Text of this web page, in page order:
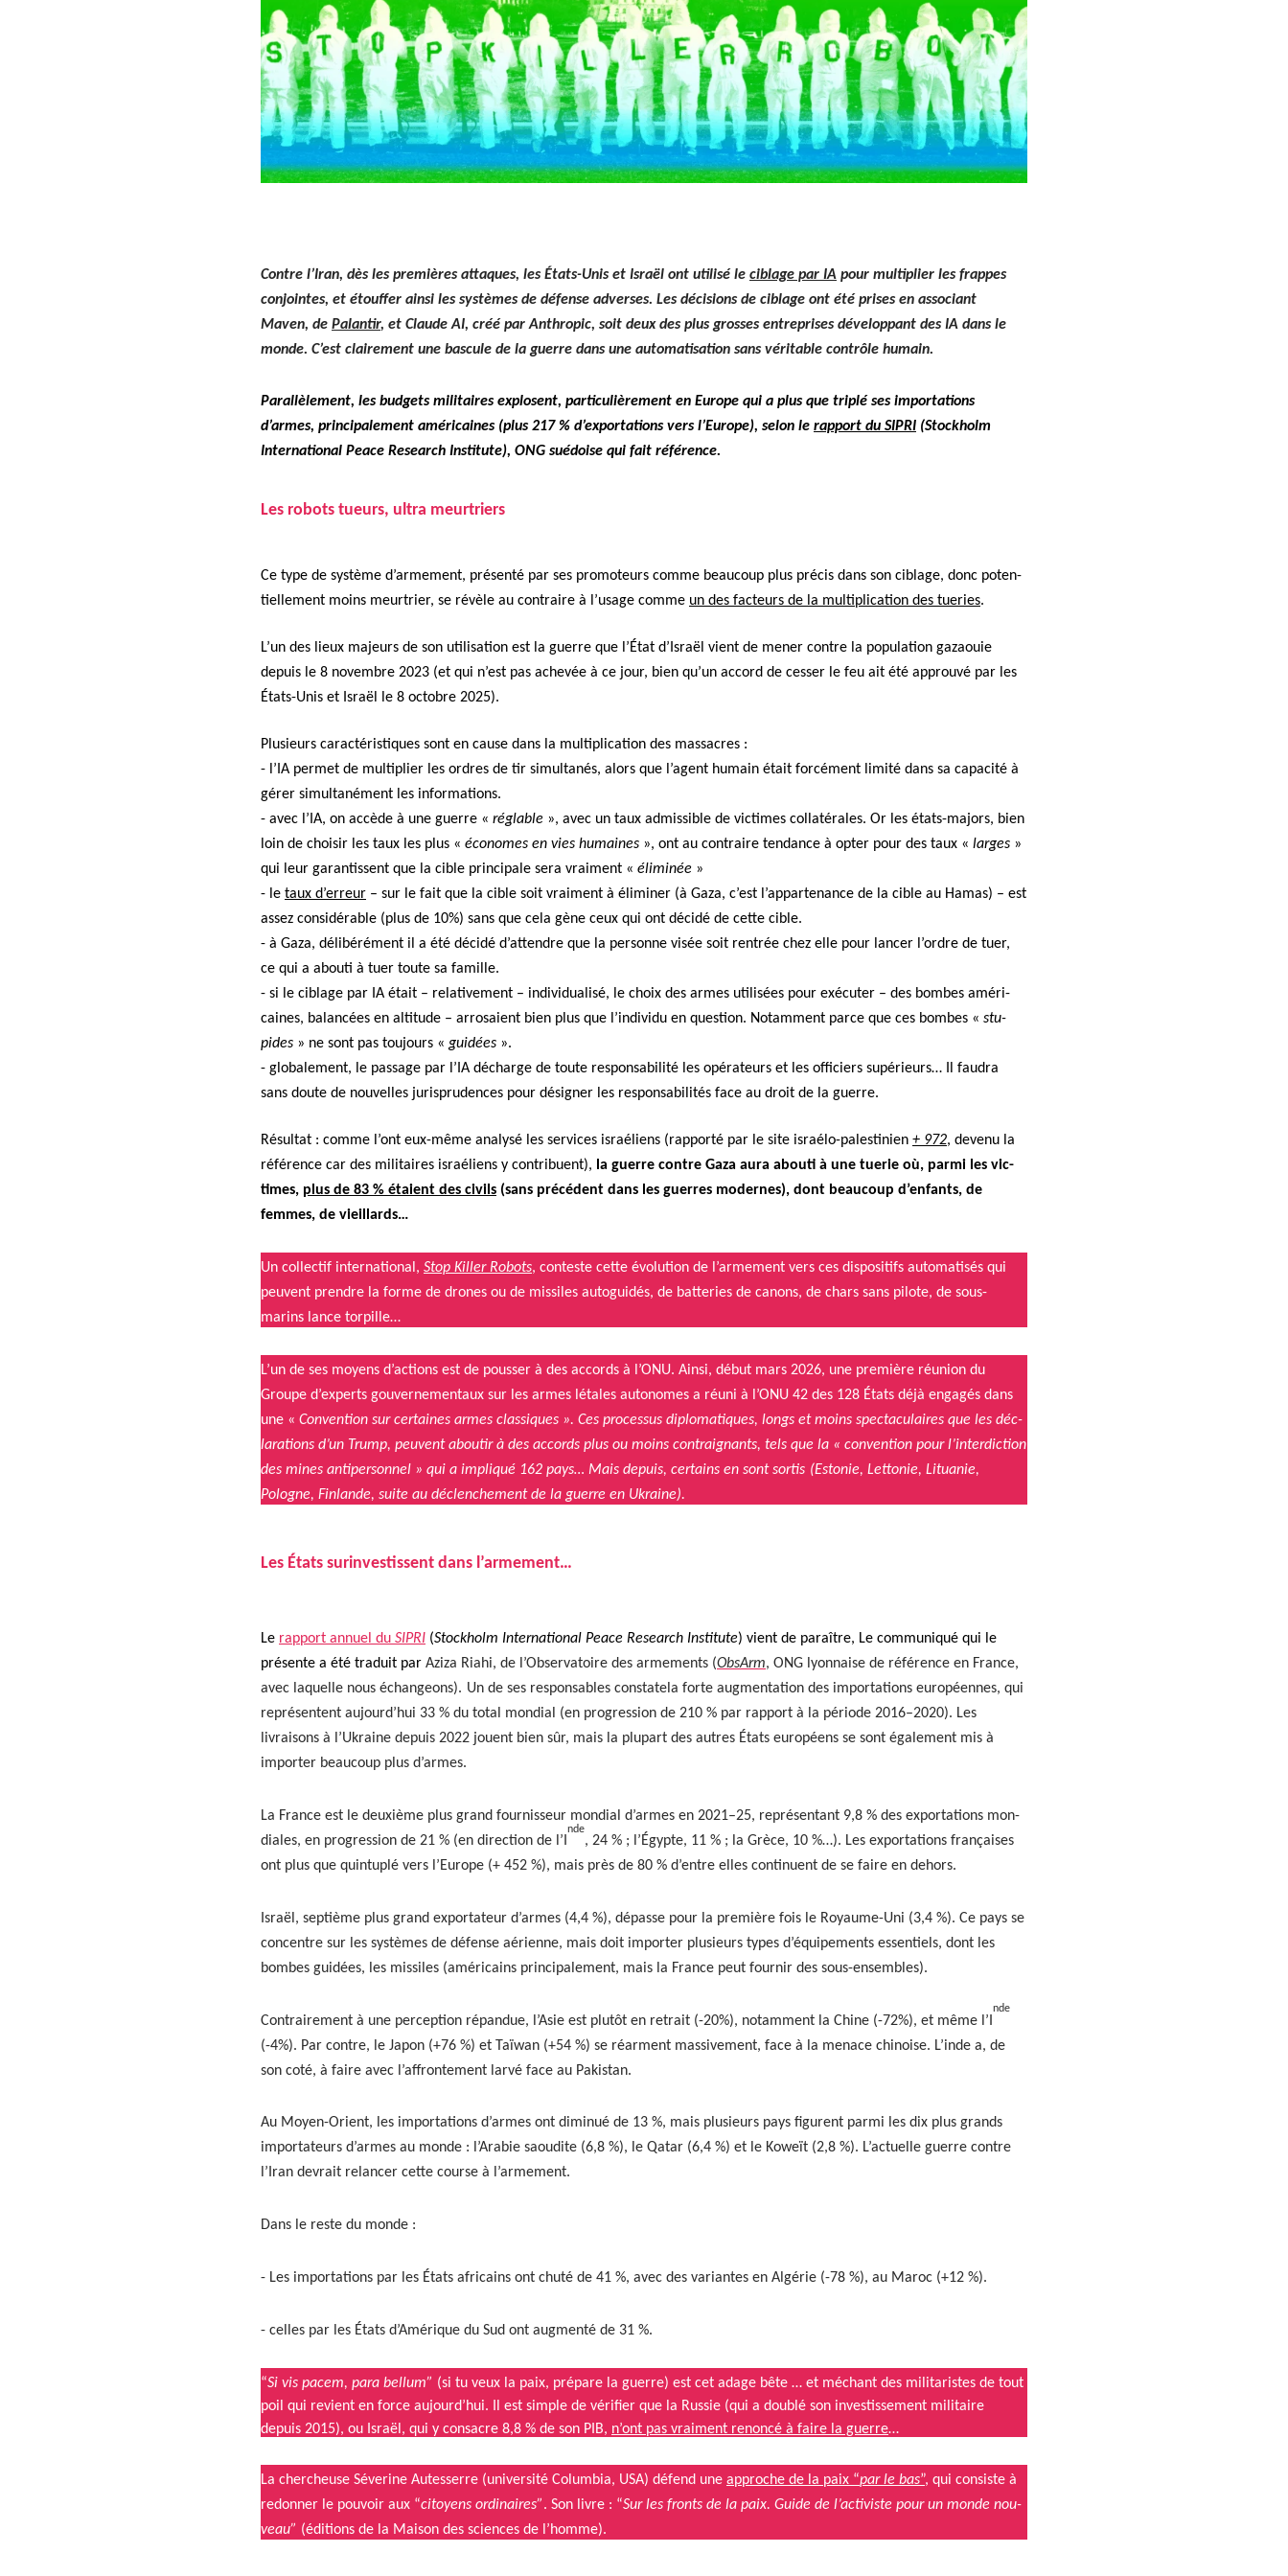
Con­tre l’I­ran, dès les pre­mières attaques, les États-Unis et Israël ont util­isé le ciblage par IA pour mul­ti­pli­er les frappes
con­jointes, et étouf­fer ain­si les sys­tèmes de défense advers­es. Les déci­sions de ciblage ont été pris­es en asso­ciant
Maven, de Palan­tir, et Claude AI, créé par Anthrop­ic, soit deux des plus gross­es entre­pris­es dévelop­pant des IA dans le
monde. C’est claire­ment une bas­cule de la guerre dans une automa­ti­sa­tion sans véri­ta­ble con­trôle humain.
Par­al­lèle­ment, les bud­gets mil­i­taires explosent, par­ti­c­ulière­ment en Europe qui a plus que triplé ses impor­ta­tions
d’armes, prin­ci­pale­ment améri­caines (plus 217 % d’exportations vers l’Europe), selon le rap­port du SIPRI (Stock­holm
Inter­na­tion­al Peace Research Insti­tute), ONG sué­doise qui fait référence.
Les robots tueurs, ultra meur­tri­ers
Ce type de sys­tème d’armement, présen­té par ses pro­mo­teurs comme beau­coup plus pré­cis dans son ciblage, donc poten­
tielle­ment moins meur­tri­er, se révèle au con­traire à l’usage comme un des fac­teurs de la mul­ti­pli­ca­tion des tueries.
L’un des lieux majeurs de son util­i­sa­tion est la guerre que l’État d’Israël vient de men­er con­tre la pop­u­la­tion gaza­ouie
depuis le 8 novem­bre 2023 (et qui n’est pas achevée à ce jour, bien qu’un accord de cess­er le feu ait été approu­vé par les
États-Unis et Israël le 8 octo­bre 2025).
Plusieurs car­ac­téris­tiques sont en cause dans la mul­ti­pli­ca­tion des mas­sacres :
- l’IA per­met de mul­ti­pli­er les ordres de tir simul­tanés, alors que l’agent humain était for­cé­ment lim­ité dans sa capac­ité à
gér­er simul­tané­ment les infor­ma­tions.
- avec l’IA, on accède à une guerre « réglable », avec un taux admis­si­ble de vic­times col­latérales. Or les états-majors, bien
loin de choisir les taux les plus « économes en vies humaines », ont au con­traire ten­dance à opter pour des taux « larges »
qui leur garan­tis­sent que la cible prin­ci­pale sera vrai­ment « élim­inée »
- le taux d’erreur – sur le fait que la cible soit vrai­ment à élim­in­er (à Gaza, c’est l’appartenance de la cible au Hamas) – est
assez con­sid­érable (plus de 10%) sans que cela gène ceux qui ont décidé de cette cible.
- à Gaza, délibéré­ment il a été décidé d’attendre que la per­son­ne visée soit ren­trée chez elle pour lancer l’ordre de tuer,
ce qui a abouti à tuer toute sa famille.
- si le ciblage par IA était – rel­a­tive­ment – indi­vid­u­al­isé, le choix des armes util­isées pour exé­cuter – des bombes améri­
caines, bal­ancées en alti­tude – arro­saient bien plus que l’individu en ques­tion. Notam­ment parce que ces bombes « stu­
pides » ne sont pas tou­jours « guidées ».
- glob­ale­ment, le pas­sage par l’IA décharge de toute respon­s­abil­ité les opéra­teurs et les officiers supérieurs… Il fau­dra
sans doute de nou­velles jurispru­dences pour désign­er les respon­s­abil­ités face au droit de la guerre.
Résul­tat : comme l’ont eux-même analysé les ser­vices israéliens (rap­porté par le site israé­lo-pales­tinien + 972, devenu la
référence car des mil­i­taires israéliens y con­tribuent), la guerre con­tre Gaza aura abouti à une tuerie où, par­mi les vic­
times, plus de 83 % étaient des civils (sans précé­dent dans les guer­res mod­ernes), dont beau­coup d’enfants, de
femmes, de vieil­lards…
Un col­lec­tif inter­na­tion­al, Stop Killer Robots, con­teste cette évo­lu­tion de l’armement vers ces dis­posi­tifs automa­tisés qui
peu­vent pren­dre la forme de drones ou de mis­siles auto­gu­idés, de bat­ter­ies de canons, de chars sans pilote, de sous-
marins lance tor­pille…
L’un de ses moyens d’actions est de pouss­er à des accords à l’ONU. Ain­si, début mars 2026, une pre­mière réu­nion du
Groupe d’ex­perts gou­verne­men­taux sur les armes létales autonomes a réu­ni à l’ONU 42 des 128 États déjà engagés dans
une « Con­ven­tion sur cer­taines armes clas­siques ». Ces proces­sus diplo­ma­tiques, longs et moins spec­tac­u­laires que les déc­
la­ra­tions d’un Trump, peu­vent aboutir à des accords plus ou moins con­traig­nants, tels que la « con­ven­tion pour l’interdiction
des mines antiper­son­nel » qui a impliqué 162 pays… Mais depuis, cer­tains en sont sor­tis (Estonie, Let­tonie, Litu­anie,
Pologne, Fin­lande, suite au déclenche­ment de la guerre en Ukraine).
Les États sur­in­vestis­sent dans l’armement…
Le rap­port annuel du SIPRI (Stock­holm Inter­na­tion­al Peace Research Insti­tute) vient de paraître, Le com­mu­niqué qui le
présente a été traduit par Aziza Riahi, de l’Observatoire des arme­ments (ObsArm, ONG lyon­naise de référence en France,
avec laque­lle nous échangeons). Un de ses respon­s­ables con­statela forte aug­men­ta­tion des impor­ta­tions européennes, qui
représen­tent aujourd’hui 33 % du total mon­di­al (en pro­gres­sion de 210 % par rap­port à la péri­ode 2016–2020). Les
livraisons à l’Ukraine depuis 2022 jouent bien sûr, mais la plu­part des autres États européens se sont égale­ment mis à
importer beau­coup plus d’armes.
La France est le deux­ième plus grand four­nisseur mon­di­al d’armes en 2021–25, représen­tant 9,8 % des expor­ta­tions mon­
di­ales, en pro­gres­sion de 21 % (en direc­tion de l’I
nde
, 24 % ; l’Égypte, 11 % ; la Grèce, 10 %…). Les expor­ta­tions français­es
ont plus que quin­tu­plé vers l’Europe (+ 452 %), mais près de 80 % d’entre elles con­tin­u­ent de se faire en dehors.
Israël, sep­tième plus grand expor­ta­teur d’armes (4,4 %), dépasse pour la pre­mière fois le Roy­aume-Uni (3,4 %). Ce pays se
con­cen­tre sur les sys­tèmes de défense aéri­enne, mais doit importer plusieurs types d’équipements essen­tiels, dont les
bombes guidées, les mis­siles (améri­cains prin­ci­pale­ment, mais la France peut fournir des sous-ensem­bles).
Con­traire­ment à une per­cep­tion répan­due, l’Asie est plutôt en retrait (-20%), notam­ment la Chine (-72%), et même l’I
nde
(-4%). Par con­tre, le Japon (+76 %) et Taïwan (+54 %) se réar­ment mas­sive­ment, face à la men­ace chi­noise. L’inde a, de
son coté, à faire avec l’affrontement larvé face au Pak­istan.
Au Moyen-Ori­ent, les impor­ta­tions d’armes ont dimin­ué de 13 %, mais plusieurs pays fig­urent par­mi les dix plus grands
impor­ta­teurs d’armes au monde : l’Arabie saou­dite (6,8 %), le Qatar (6,4 %) et le Koweït (2,8 %). L’actuelle guerre con­tre
l’Iran devrait relancer cette course à l’armement.
Dans le reste du monde :
- Les impor­ta­tions par les États africains ont chuté de 41 %, avec des vari­antes en Algérie (-78 %), au Maroc (+12 %).
- celles par les États d’Amérique du Sud ont aug­men­té de 31 %.
“Si vis pacem, para bel­lum” (si tu veux la paix, pré­pare la guerre) est cet adage bête … et méchant des mil­i­taristes de tout
poil qui revient en force aujourd’hui. Il est sim­ple de véri­fi­er que la Russie (qui a dou­blé son investisse­ment mil­i­taire
depuis 2015), ou Israël, qui y con­sacre 8,8 % de son PIB, n’ont pas vrai­ment renon­cé à faire la guerre…
La chercheuse Séver­ine Autesserre (uni­ver­sité Colum­bia, USA) défend une approche de la paix “par le bas”, qui con­siste à
redonner le pou­voir aux “citoyens ordi­naires”. Son livre : “Sur les fronts de la paix. Guide de l’activiste pour un monde nou­
veau” (édi­tions de la Mai­son des sci­ences de l’homme).